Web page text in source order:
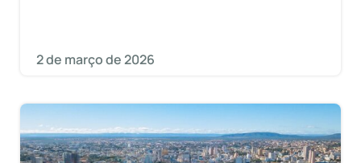
2 de março de 2026